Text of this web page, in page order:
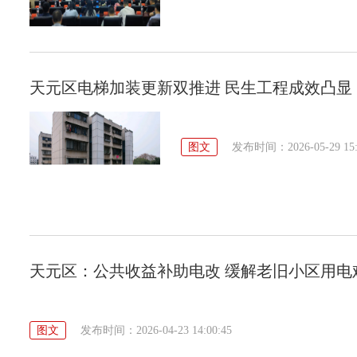
天元区电梯加装更新双推进 民生工程成效凸显
图文 发布时间：2026-05-29
天元区：公共收益补助电改 缓解老旧小区用电
图文 发布时间：2026-04-23 14:00:45